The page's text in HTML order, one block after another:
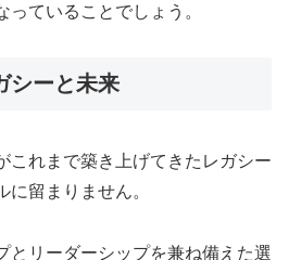
ていることでしょう。
シーと未来
これまで築き上げてきたレガシー
に留まりません。
とリーダーシップを兼ね備えた選